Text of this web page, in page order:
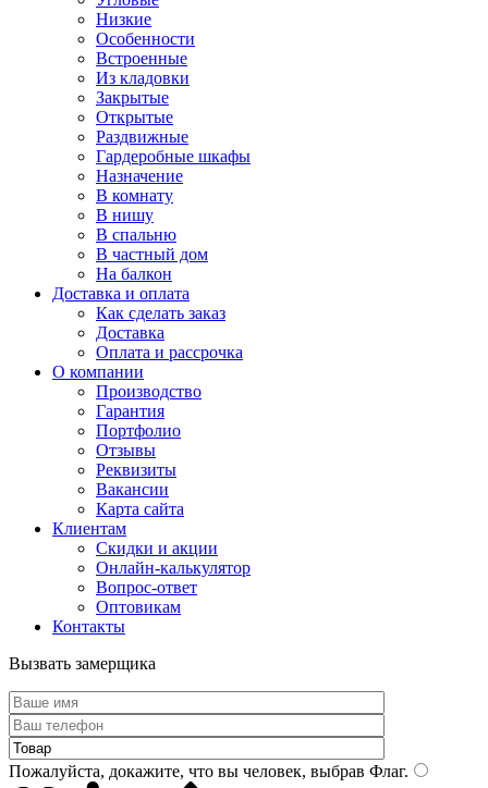
Низкие
Особенности
Встроенные
Из кладовки
Закрытые
Открытые
Раздвижные
Гардеробные шкафы
Назначение
В комнату
В нишу
В спальню
В частный дом
На балкон
Доставка и оплата
Как сделать заказ
Доставка
Оплата и рассрочка
О компании
Производство
Гарантия
Портфолио
Отзывы
Реквизиты
Вакансии
Карта сайта
Клиентам
Скидки и акции
Онлайн-калькулятор
Вопрос-ответ
Оптовикам
Контакты
Вызвать замерщика
Пожалуйста, докажите, что вы человек, выбрав Флаг.